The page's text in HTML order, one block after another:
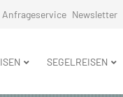
Anfrageservice Newsletter
SEGELREISEN